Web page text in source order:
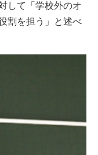
して「学校外のオ
割を担う」と述べ